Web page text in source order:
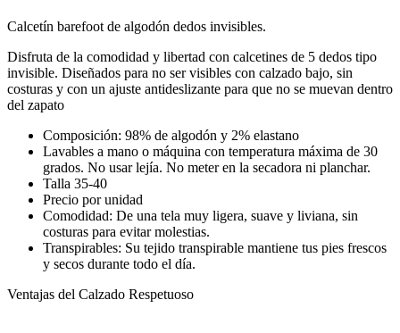
Calcetín barefoot de algodón dedos invisibles.
Disfruta de la comodidad y libertad con calcetines de 5 dedos tipo
invisible. Diseñados para no ser visibles con calzado bajo, sin
costuras y con un ajuste antideslizante para que no se muevan dentro
del zapato
Composición: 98% de algodón y 2% elastano
Lavables a mano o máquina con temperatura máxima de 30
grados. No usar lejía. No meter en la secadora ni planchar.
Talla 35-40
Precio por unidad
Comodidad: De una tela muy ligera, suave y liviana, sin
costuras para evitar molestias.
Transpirables: Su tejido transpirable mantiene tus pies frescos
y secos durante todo el día.
Ventajas del Calzado Respetuoso